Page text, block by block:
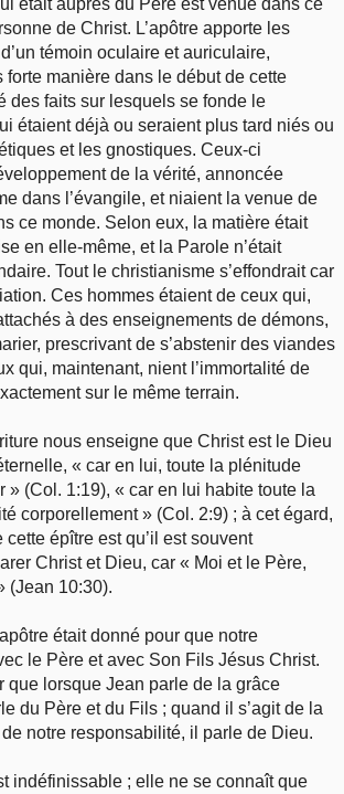
de Christ. L’apôtre apporte les
témoin oculaire et auriculaire,
forte manière dans le début de cette
des faits sur lesquels se fonde le
étaient déjà ou seraient plus tard niés ou
et les gnostiques. Ceux-ci
de la vérité, annoncée
dans l’évangile, et niaient la venue de
ce monde. Selon eux, la matière était
en elle-même, et la Parole n’était
Tout le christianisme s’effondrait car
Ces hommes étaient de ceux qui,
à des enseignements de démons,
prescrivant de s’abstenir des viandes
qui, maintenant, nient l’immortalité de
sur le même terrain.
nous enseigne que Christ est le Dieu
« car en lui, toute la plénitude
» (Col. 1:19), « car en lui habite toute la
corporellement » (Col. 2:9) ; à cet égard,
cette épître est qu’il est souvent
Christ et Dieu, car « Moi et le Père,
(Jean 10:30).
était donné pour que notre
le Père et avec Son Fils Jésus Christ.
que lorsque Jean parle de la grâce
du Père et du Fils ; quand il s’agit de la
notre responsabilité, il parle de Dieu.
indéfinissable ; elle ne se connaît que